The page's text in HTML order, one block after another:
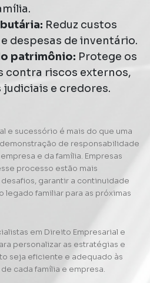
Reduz custos
despesas de inventário.
patrimônio: Protege os
contra riscos externos,
e credores.
e sucessório é mais do que uma
de responsabilidade
e da família. Empresas
processo estão mais
garantir a continuidade
legado familiar para as próximas
em Direito Empresarial e
personalizar as estratégias e
seja eficiente e adequado às
cada família e empresa.